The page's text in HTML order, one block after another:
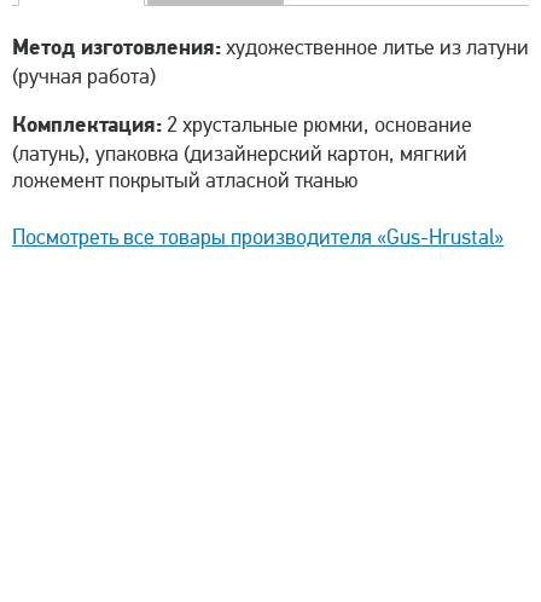
Метод изготовления:художественное литье из латуни
(ручная работа)
Комплектация: 2 хрустальные рюмки, основание
(латунь), упаковка (дизайнерский картон, мягкий
ложемент покрытый атласной тканью
Посмотреть все товары производителя «Gus-Hrustal»